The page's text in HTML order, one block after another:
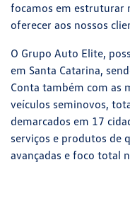
focamos em estruturar
oferecer aos nossos
O Grupo Auto Elite,
em Santa Catarina,
Conta também com as
veículos seminovos,
demarcados em 17
serviços e produtos de
avançadas e foco total